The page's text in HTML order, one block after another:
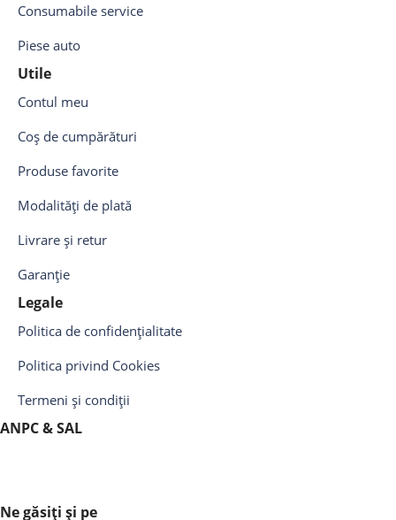
Consumabile service
Piese auto
Utile
Contul meu
Coș de cumpărături
Produse favorite
Modalități de plată
Livrare și retur
Garanție
Legale
Politica de confidențialitate
Politica privind Cookies
Termeni și condiții
ANPC & SAL
Ne găsiți și pe